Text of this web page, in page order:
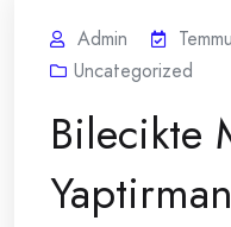
Admin
Uncategorized
Bilecikte